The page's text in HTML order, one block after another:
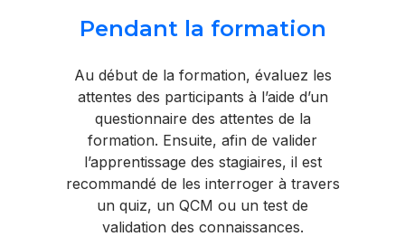
Pendant la formation
Au début de la formation, évaluez les
attentes des participants à l’aide d’un
questionnaire des attentes de la
formation. Ensuite, afin de valider
l’apprentissage des stagiaires, il est
recommandé de les interroger à travers
un quiz, un QCM ou un test de
validation des connaissances.